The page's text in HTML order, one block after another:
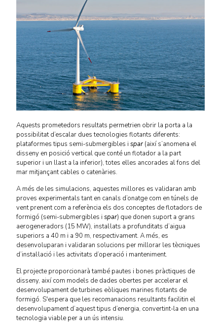
Aquests prometedors resultats permetrien obrir la porta a la
possibilitat d’escalar dues tecnologies flotants diferents:
plataformes tipus semi-submergibles i spar (així s’anomena el
disseny en posició vertical que conté un flotador a la part
superior i un llast a la inferior), totes elles ancorades al fons del
mar mitjançant cables o catenàries.
A més de les simulacions, aquestes millores es validaran amb
proves experimentals tant en canals d’onatge com en túnels de
vent prenent com a referència els dos conceptes de flotadors de
formigó (semi-submergibles i spar) que donen suport a grans
aerogeneradors (15 MW), instal·lats a profunditats d’aigua
superiors a 40 m i a 90 m, respectivament. A més, es
desenvoluparan i validaran solucions per millorar les tècniques
d’instal·lació i les activitats d’operació i manteniment.
El projecte proporcionarà també pautes i bones pràctiques de
disseny, així com models de dades obertes per accelerar el
desenvolupament de turbines eòliques marines flotants de
formigó. S'espera que les recomanacions resultants facilitin el
desenvolupament d’aquest tipus d’energia, convertint-la en una
tecnologia viable per a un ús intensiu.